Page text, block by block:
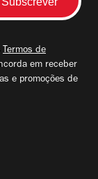
Termos de
em receber
e promoções de